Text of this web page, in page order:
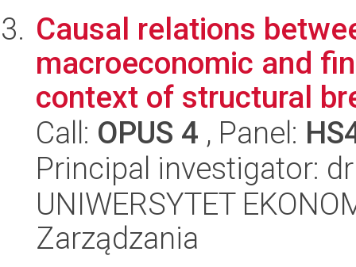
Causal relations
macroeconomic and
context of structural
Call: OPUS 4 , Panel:
Principal investigator:
UNIWERSYTET
Zarządzania